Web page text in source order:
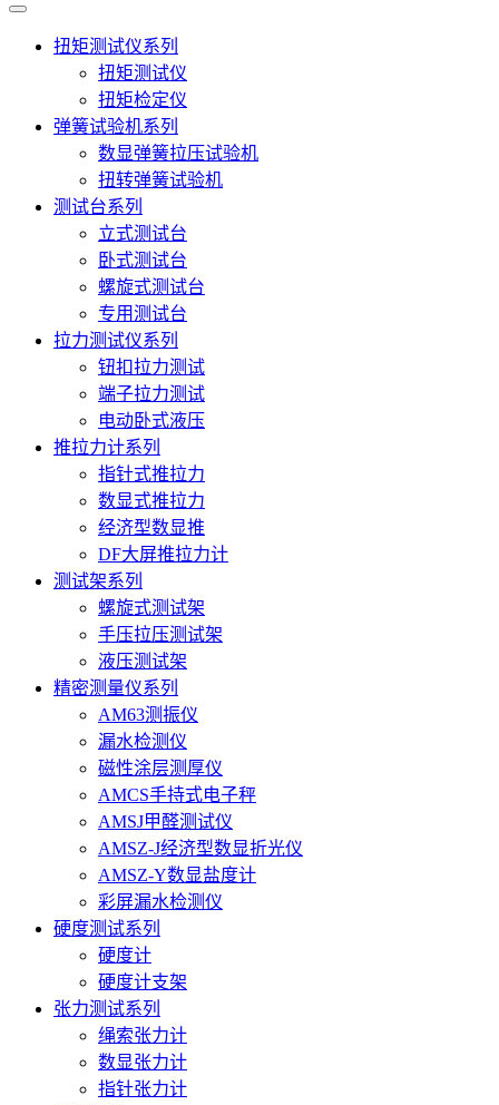
扭矩测试仪系列
扭矩测试仪
扭矩检定仪
弹簧试验机系列
数显弹簧拉压试验机
扭转弹簧试验机
测试台系列
立式测试台
卧式测试台
螺旋式测试台
专用测试台
拉力测试仪系列
钮扣拉力测试
端子拉力测试
电动卧式液压
推拉力计系列
指针式推拉力
数显式推拉力
经济型数显推
DF大屏推拉力计
测试架系列
螺旋式测试架
手压拉压测试架
液压测试架
精密测量仪系列
AM63测振仪
漏水检测仪
磁性涂层测厚仪
AMCS手持式电子秤
AMSJ甲醛测试仪
AMSZ-J经济型数显折光仪
AMSZ-Y数显盐度计
彩屏漏水检测仪
硬度测试系列
硬度计
硬度计支架
张力测试系列
绳索张力计
数显张力计
指针张力计